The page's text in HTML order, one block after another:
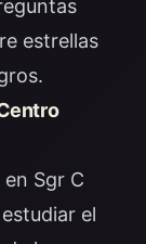
estrellas
Sgr C
el